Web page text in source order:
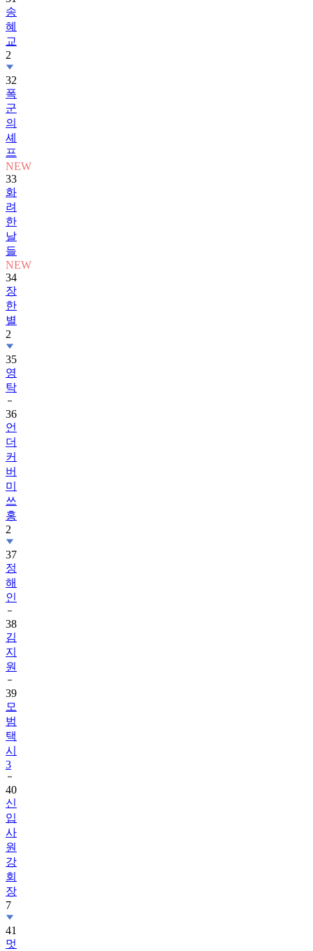
송
혜
교
2
32
폭
군
의
셰
프
NEW
33
화
려
한
날
들
NEW
34
장
한
별
2
35
영
탁
36
언
더
커
버
미
쓰
홍
2
37
정
해
인
38
김
지
원
39
모
범
택
시
3
40
신
입
사
원
강
회
장
7
41
멋